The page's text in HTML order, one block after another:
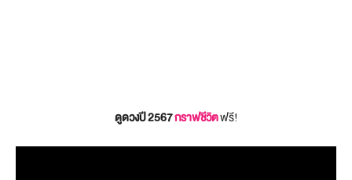
ดูดวงปี 2567กราฟชีวิตฟรี!